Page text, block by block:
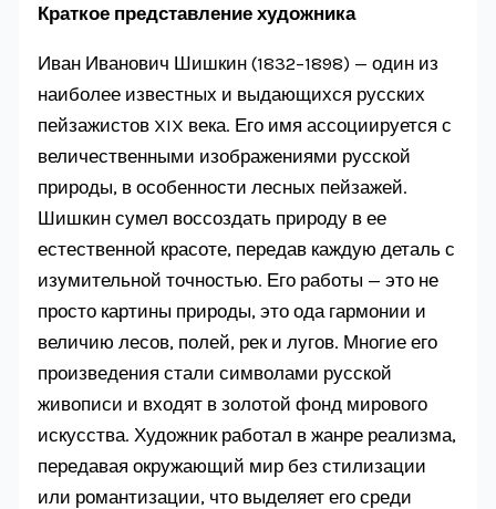
Краткое представление художника
Иван Иванович Шишкин (1832–1898) — один из
наиболее известных и выдающихся русских
пейзажистов XIX века. Его имя ассоциируется с
величественными изображениями русской
природы, в особенности лесных пейзажей.
Шишкин сумел воссоздать природу в ее
естественной красоте, передав каждую деталь с
изумительной точностью. Его работы — это не
просто картины природы, это ода гармонии и
величию лесов, полей, рек и лугов. Многие его
произведения стали символами русской
живописи и входят в золотой фонд мирового
искусства. Художник работал в жанре реализма,
передавая окружающий мир без стилизации
или романтизации, что выделяет его среди